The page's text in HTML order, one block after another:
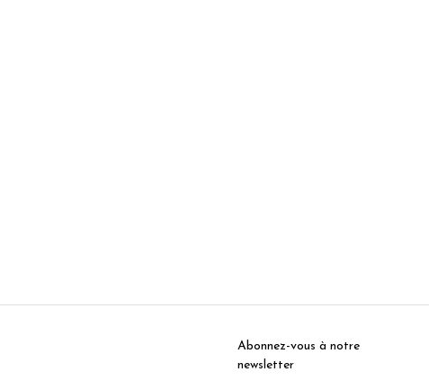
Abonnez-vous à notre
newsletter